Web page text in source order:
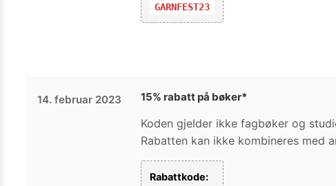
GARNFEST23
14. februar 2023 15% rabatt på bøker*
Koden gjelder ikke fagbøker og
Rabatten kan ikke kombineres med
Rabattkode: